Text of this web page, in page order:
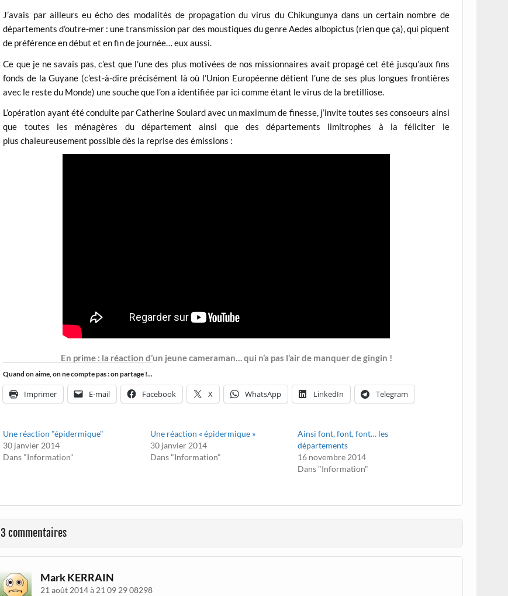
J’avais par ailleurs eu écho des modalités de propagation du virus du Chikungunya dans un certain nombre de
départements d’outre-mer : une transmission par des moustiques du genre Aedes albopictus (rien que ça), qui piquent
de préférence en début et en fin de journée… eux aussi.
Ce que je ne savais pas, c’est que l’une des plus motivées de nos missionnaires avait propagé cet été jusqu’aux fins
fonds de la Guyane (c’est-à-dire précisément là où l’Union Européenne détient l’une de ses plus longues frontières
avec le reste du Monde) une souche que l’on a identifiée par ici comme étant le virus de la bretilliose.
L’opération ayant été conduite par Catherine Soulard avec un maximum de finesse, j’invite toutes ses consoeurs ainsi
que toutes les ménagères du département ainsi que des départements limitrophes à la féliciter le
plus chaleureusement possible dès la reprise des émissions :
En prime : la réaction d’un jeune cameraman… qui n’a pas l’air de manquer de gingin !
Quand on aime, on ne compte pas : on partage !...
Imprimer E-mail Facebook X WhatsApp LinkedIn Telegram
Une réaction "épidermique"
30 janvier 2014
Dans "Information"
Une réaction « épidermique »
30 janvier 2014
Dans "Information"
Ainsi font, font, font… les
départements
16 novembre 2014
Dans "Information"
3 commentaires
Mark KERRAIN
21 août 2014 à 21 09 29 08298